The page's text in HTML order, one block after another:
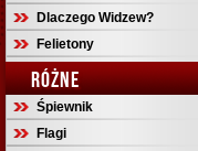
Dlaczego Widzew?
Felietony
RÓŻNE
Śpiewnik
Flagi